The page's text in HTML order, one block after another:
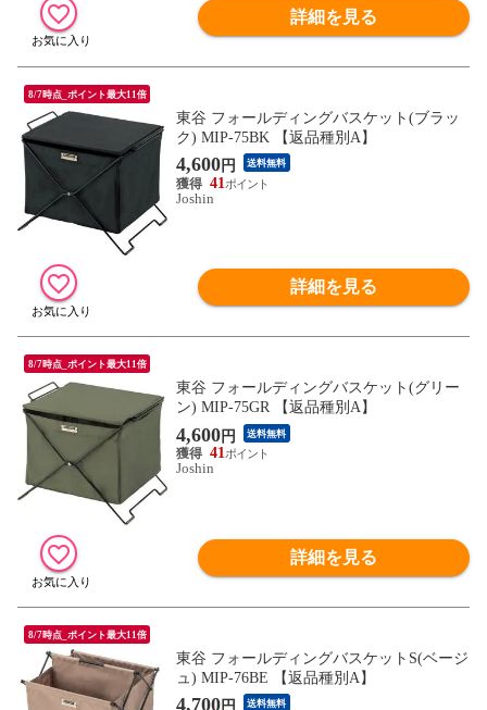
詳細を見る
8/7時点_ポイント最大11倍
東谷 フォールディングバスケット(ブラッ
ク) MIP-75BK 【返品種別A】
4,600円 送料無料
41
Joshin
詳細を見る
8/7時点_ポイント最大11倍
東谷 フォールディングバスケット(グリー
ン) MIP-75GR 【返品種別A】
4,600円 送料無料
41
Joshin
詳細を見る
8/7時点_ポイント最大11倍
東谷 フォールディングバスケットS(ベージ
ュ) MIP-76BE 【返品種別A】
4,700円 送料無料